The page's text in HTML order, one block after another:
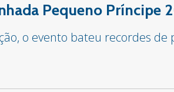
Pequeno Príncipe
o evento bateu recordes